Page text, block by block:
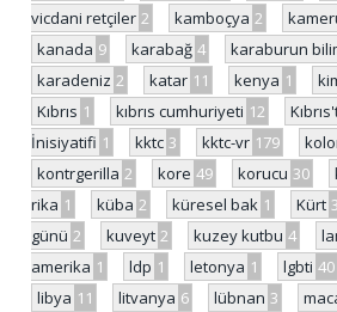
vicdani retçiler 2 kamboçya 2
kanada 9 karabağ 4 karaburun
karadeniz 2 katar 11 kenya 1
Kıbrıs 1 kıbrıs cumhuriyeti 12
İnisiyatifi 1 kktc 3 kktc-vr 179
kontrgerilla 2 kore 49 korucu 30
rika 1 küba 2 küresel bak 1 Kürt
günü 2 kuveyt 2 kuzey kutbu 4
amerika 1 ldp 1 letonya 1 lgbti 40
libya 11 litvanya 6 lübnan 3